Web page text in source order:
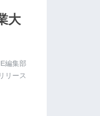
大
編集部
リース